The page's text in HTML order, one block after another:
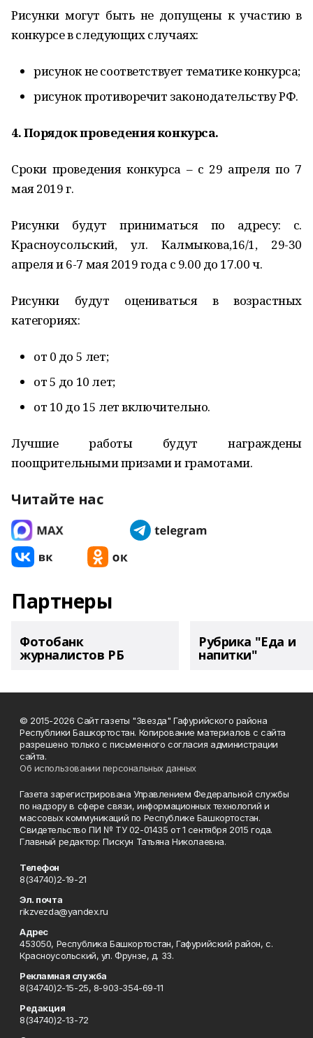
Рисунки могут быть не допущены к участию в
конкурсе в следующих случаях:
рисунок не соответствует тематике конкурса;
рисунок противоречит законодательству РФ.
4. Порядок проведения конкурса.
Сроки проведения конкурса – с 29 апреля по 7
мая 2019 г.
Рисунки будут приниматься по адресу: с.
Красноусольский, ул. Калмыкова,16/1, 29-30
апреля и 6-7 мая 2019 года с 9.00 до 17.00 ч.
Рисунки будут оцениваться в возрастных
категориях:
от 0 до 5 лет;
от 5 до 10 лет;
от 10 до 15 лет включительно.
Лучшие работы будут награждены
поощрительными призами и грамотами.
Читайте нас
Партнеры
Фотобанк
журналистов РБ
Рубрика "Еда и
напитки"
© 2015-2026 Сайт газеты "Звезда" Гафурийского района
Республики Башкортостан. Копирование материалов с сайта
разрешено только с письменного согласия администрации
сайта.
Об использовании персональных данных
Газета зарегистрирована Управлением Федеральной службы
по надзору в сфере связи, информационных технологий и
массовых коммуникаций по Республике Башкортостан.
Свидетельство ПИ № ТУ 02-01435 от 1 сентября 2015 года.
Главный редактор: Пискун Татьяна Николаевна.
Телефон
8(34740)2-19-21
Эл. почта
rikzvezda@yandex.ru
Адрес
453050, Республика Башкортостан, Гафурийский район, с.
Красноусольский, ул. Фрунзе, д. 33.
Рекламная служба
8(34740)2-15-25, 8-903-354-69-11
Редакция
8(34740)2-13-72